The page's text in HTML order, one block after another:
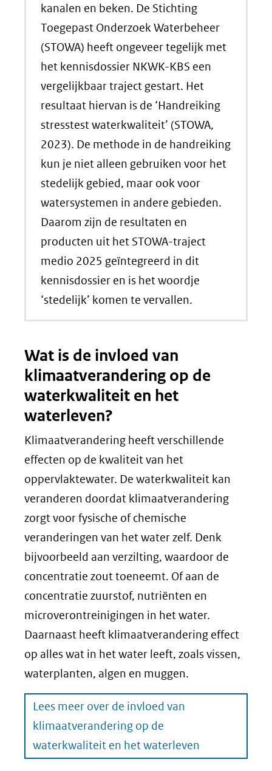
kanalen en beken. De Stichting
Toegepast Onderzoek Waterbeheer
(STOWA) heeft ongeveer tegelijk met
het kennisdossier NKWK-KBS een
vergelijkbaar traject gestart. Het
resultaat hiervan is de ‘Handreiking
stresstest waterkwaliteit’ (STOWA,
2023). De methode in de handreiking
kun je niet alleen gebruiken voor het
stedelijk gebied, maar ook voor
watersystemen in andere gebieden.
Daarom zijn de resultaten en
producten uit het STOWA-traject
medio 2025 geïntegreerd in dit
kennisdossier en is het woordje
‘stedelijk’ komen te vervallen.
Wat is de invloed van
klimaatverandering op de
waterkwaliteit en het
waterleven?
Klimaatverandering heeft verschillende
effecten op de kwaliteit van het
oppervlaktewater. De waterkwaliteit kan
veranderen doordat klimaatverandering
zorgt voor fysische of chemische
veranderingen van het water zelf. Denk
bijvoorbeeld aan verzilting, waardoor de
concentratie zout toeneemt. Of aan de
concentratie zuurstof, nutriënten en
microverontreinigingen in het water.
Daarnaast heeft klimaatverandering effect
op alles wat in het water leeft, zoals vissen,
waterplanten, algen en muggen.
Lees meer over de invloed van
klimaatverandering op de
waterkwaliteit en het waterleven